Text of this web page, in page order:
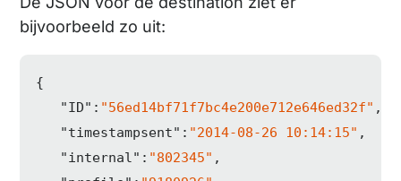
bijvoorbeeld zo uit:
{
"ID" : "56ed14bf71f7bc4e200e712e646ed32f" ,
"timestampsent" : "2014-08-26 10:14:15" ,
"internal" : "802345" ,